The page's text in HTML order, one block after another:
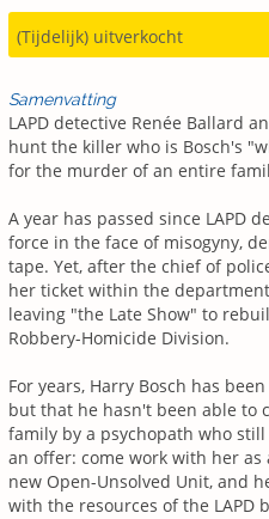
(Tijdelijk) uitverkocht
Samenvatting
LAPD detective Renée Ballard
hunt the killer who is Bosch's
for the murder of an entire
A year has passed since LAPD
force in the face of misogyny,
tape. Yet, after the chief of
her ticket within the
leaving "the Late Show" to
Robbery-Homicide Division.
For years, Harry Bosch has
but that he hasn't been able to
family by a psychopath who
an offer: come work with her
new Open-Unsolved Unit, and
with the resources of the LAPD